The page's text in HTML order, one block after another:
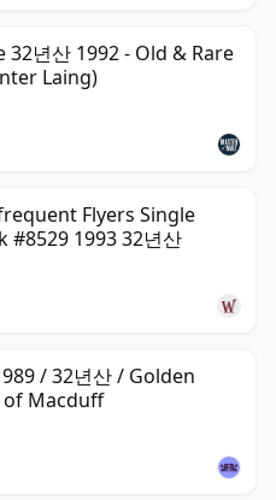
32년산 1992 - Old & Rare
Laing)
Flyers Single
#8529 1993 32년산
/ 32년산 / Golden
of Macduff